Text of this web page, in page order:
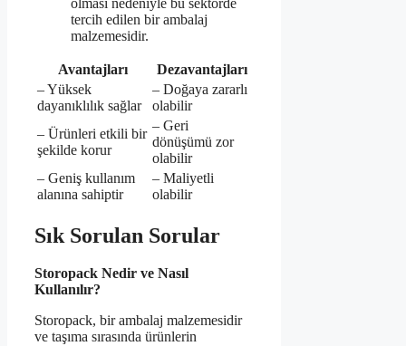
tercih edilen bir ambalaj
malzemesidir.
Avantajları
Dezavantajları
– Yüksek
dayanıklılık sağlar
– Doğaya zararlı
olabilir
– Ürünleri etkili bir
şekilde korur
– Geri
dönüşümü zor
olabilir
– Geniş kullanım
alanına sahiptir
– Maliyetli
olabilir
Sık Sorulan Sorular
Storopack Nedir ve Nasıl
Kullanılır?
Storopack, bir ambalaj malzemesidir
ve taşıma sırasında ürünlerin